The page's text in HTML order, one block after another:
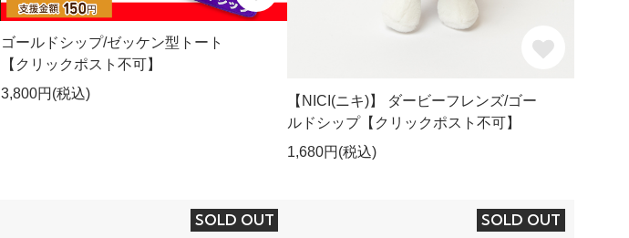
ゴールドシップ/ゼッケン型トート
【クリックポスト不可】
3,800円(税込)
【NICI(ニキ)】 ダービーフレンズ/ゴー
ルドシップ【クリックポスト不可】
1,680円(税込)
SOLD OUT SOLD OUT